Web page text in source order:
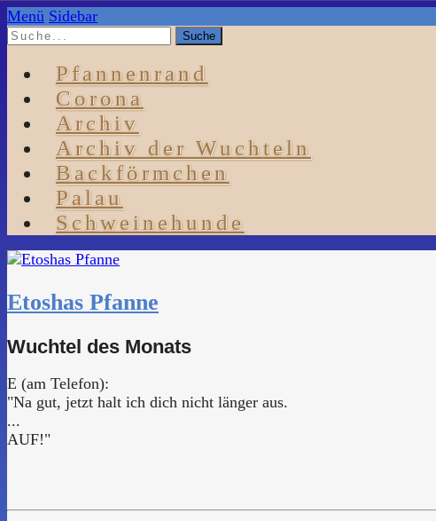
Menü Sidebar
Pfannenrand
Corona
Archiv
Archiv der Wuchteln
Backförmchen
Palau
Schweinehunde
Etoshas Pfanne
Wuchtel des Monats
E (am Telefon):
"Na gut, jetzt halt ich dich nicht länger aus.
...
AUF!"